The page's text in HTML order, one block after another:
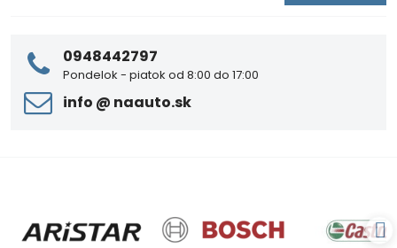
0948442797
Pondelok - piatok od 8:00 do 17:00
info ​@ naauto​.sk